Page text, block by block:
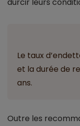
Le taux
et la durée de
ans.
Outre les